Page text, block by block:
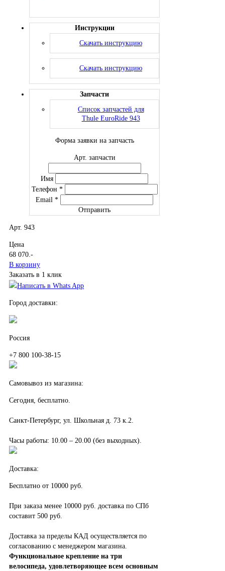
Инструкции
Скачать инструкцию
Скачать инструкцию
Запчасти
Список запчастей для
Thule EuroRide 943
Форма заявки на запчасть
Арт. запчасти
Имя
Телефон *
Email *
Отправить
Арт. 943
Цена
68 070 .-
В корзину
Заказать в 1 клик
Написать в Whats App
Город доставки:
Россия
+7 800 100-38-15
Самовывоз из магазина:
Сегодня, бесплатно.
Санкт-Петербург, ул. Школьная д. 73 к.2.
Часы работы: 10.00 – 20.00 (без выходных).
Доставка:
Бесплатно от 10000 руб.
При заказа менее 10000 руб. доставка по СПб
составит 500 руб.
Доставка за пределы КАД осуществляется по
согласованию с менеджером магазина.
Функциональное крепление на три
велосипеда, удовлетворяющее всем основным